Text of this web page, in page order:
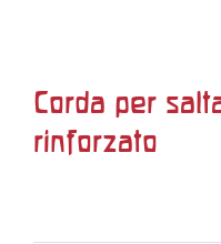
Corda per
rinforzato